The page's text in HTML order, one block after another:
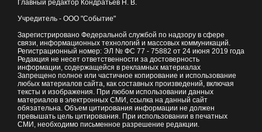
Главный редактор Кондратьев Н. В.
Учредитель - ООО "Событие"
Зарегистрировано Федеральной службой по надзору в сфере
связи, информационных технологий и массовых коммуникаций.
Регистрационный номер: ЭЛ № ФС 77 - 75882 от 24 июня 2019 года
Редакция не несет ответственности за достоверность
информации, содержащейся в рекламных материалах
Запрещено полное или частичное копирование и использование
любых материалов сайта, как составных произведений, включая
тексты и изображения. При любом использовании данных
материалов в электронных СМИ, ссылка на данный сайт
обязательна. Объем цитирования информации не должен
превышать цель цитирования. При использовании в печатных
СМИ, необходимо письменное разрешение редакции.